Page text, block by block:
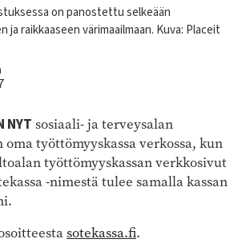
on panostettu selkeään
ja raikkaaseen värimaailmaan. Kuva: Placeit
NYT sosiaali- ja terveysalan
työttömyyskassa verkossa, kun
työttömyyskassan verkkosivut
-nimestä tulee samalla kassan
sotekassa.fi.